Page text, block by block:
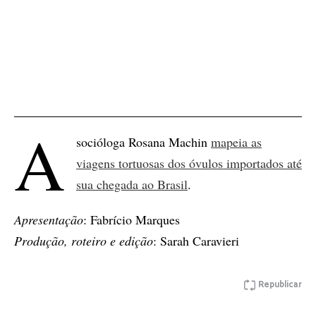
A socióloga Rosana Machin mapeia as
viagens tortuosas dos óvulos importados até
sua chegada ao Brasil.
Apresentação: Fabrício Marques
Produção, roteiro e edição: Sarah Caravieri
Republicar